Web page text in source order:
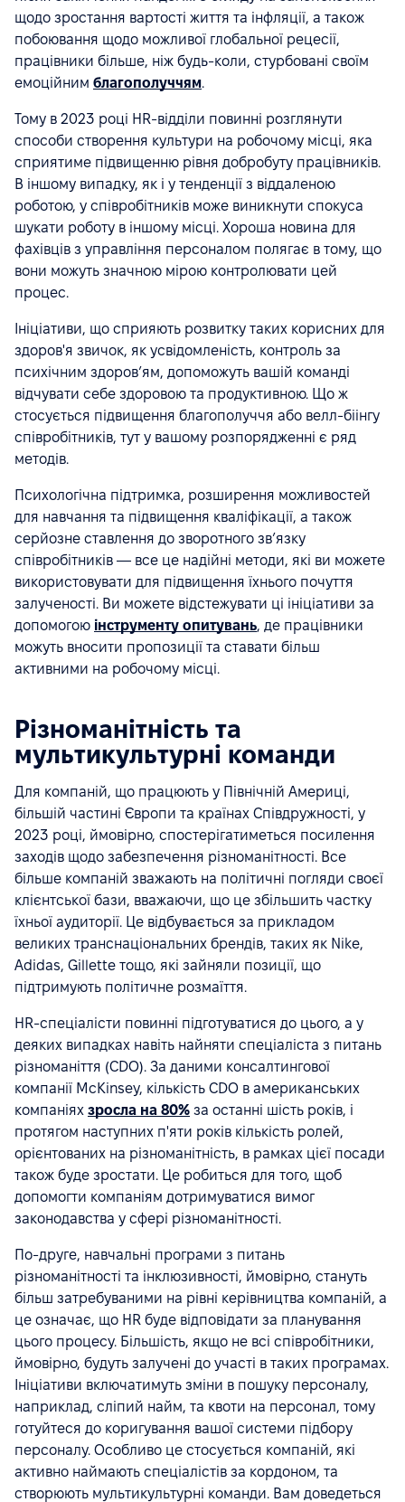
щодо зростання вартості життя та інфляції, а також
побоювання щодо можливої глобальної рецесії,
працівники більше, ніж будь-коли, стурбовані своїм
емоційним благополуччям.
Тому в 2023 році HR-відділи повинні розглянути
способи створення культури на робочому місці, яка
сприятиме підвищенню рівня добробуту працівників.
В іншому випадку, як і у тенденції з віддаленою
роботою, у співробітників може виникнути спокуса
шукати роботу в іншому місці. Хороша новина для
фахівців з управління персоналом полягає в тому, що
вони можуть значною мірою контролювати цей
процес.
Ініціативи, що сприяють розвитку таких корисних для
здоров'я звичок, як усвідомленість, контроль за
психічним здоровʼям, допоможуть вашій команді
відчувати себе здоровою та продуктивною. Що ж
стосується підвищення благополуччя або велл-біінгу
співробітників, тут у вашому розпорядженні є ряд
методів.
Психологічна підтримка, розширення можливостей
для навчання та підвищення кваліфікації, а також
серйозне ставлення до зворотного звʼязку
співробітників — все це надійні методи, які ви можете
використовувати для підвищення їхнього почуття
залученості. Ви можете відстежувати ці ініціативи за
допомогою інструменту опитувань, де працівники
можуть вносити пропозиції та ставати більш
активними на робочому місці.
Різноманітність та
мультикультурні команди
Для компаній, що працюють у Північній Америці,
більшій частині Європи та країнах Співдружності, у
2023 році, ймовірно, спостерігатиметься посилення
заходів щодо забезпечення різноманітності. Все
більше компаній зважають на політичні погляди своєї
клієнтської бази, вважаючи, що це збільшить частку
їхньої аудиторії. Це відбувається за прикладом
великих транснаціональних брендів, таких як Nike,
Adidas, Gillette тощо, які зайняли позиції, що
підтримують політичне розмаїття.
HR-спеціалісти повинні підготуватися до цього, а у
деяких випадках навіть найняти спеціаліста з питань
різноманіття (CDO). За даними консалтингової
компанії McKinsey, кількість CDO в американських
компаніях зросла на 80% за останні шість років, і
протягом наступних п'яти років кількість ролей,
орієнтованих на різноманітність, в рамках цієї посади
також буде зростати. Це робиться для того, щоб
допомогти компаніям дотримуватися вимог
законодавства у сфері різноманітності.
По-друге, навчальні програми з питань
різноманітності та інклюзивності, ймовірно, стануть
більш затребуваними на рівні керівництва компаній, а
це означає, що HR буде відповідати за планування
цього процесу. Більшість, якщо не всі співробітники,
ймовірно, будуть залучені до участі в таких програмах.
Ініціативи включатимуть зміни в пошуку персоналу,
наприклад, сліпий найм, та квоти на персонал, тому
готуйтеся до коригування вашої системи підбору
персоналу. Особливо це стосується компаній, які
активно наймають спеціалістів за кордоном, та
створюють мультикультурні команди. Вам доведеться